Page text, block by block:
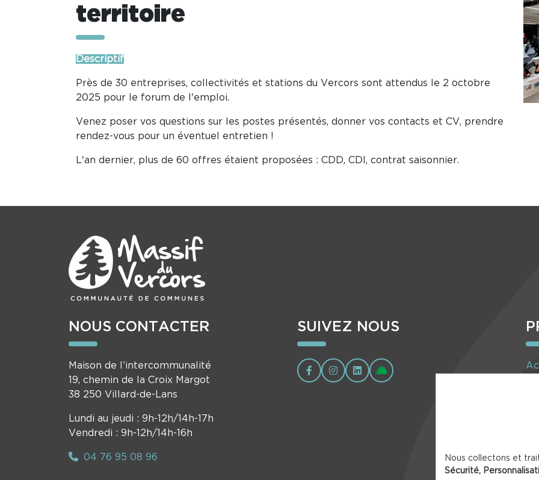
territoire
Descriptif
Près de 30 entreprises, collectivités et stations du Vercors sont attendus le 2 octobre
2025 pour le forum de l'emploi.
Venez poser vos questions sur les postes présentés, donner vos contacts et CV, prendre
rendez-vous pour un éventuel entretien !
L'an dernier, plus de 60 offres étaient proposées : CDD, CDI, contrat saisonnier.
NOUS CONTACTER
Maison de l’intercommunalité
19, chemin de la Croix Margot
38 250 Villard-de-Lans
Lundi au jeudi : 9h-12h/14h-17h
Vendredi : 9h-12h/14h-16h
04 76 95 08 96
SUIVEZ NOUS
Nous collectons et
Sécurité,